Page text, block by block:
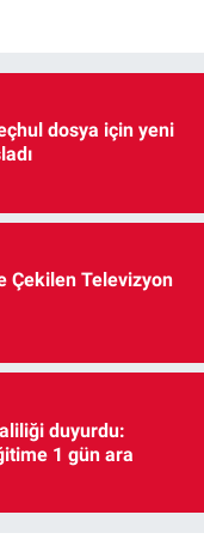
dosya için yeni
Çekilen Televizyon
duyurdu:
1 gün ara